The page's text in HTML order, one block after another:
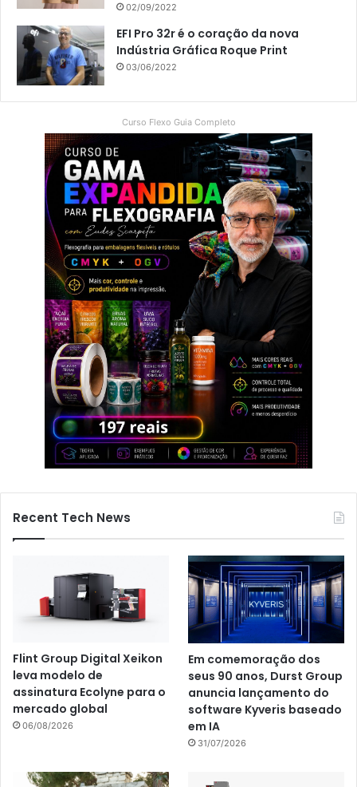
02/09/2022
EFI Pro 32r é o coração da nova
Indústria Gráfica Roque Print
03/06/2022
Curso Flexo Guia Completo
Recent Tech News
Flint Group Digital Xeikon
leva modelo de
assinatura Ecolyne para o
mercado global
06/08/2026
Em comemoração dos
seus 90 anos, Durst Group
anuncia lançamento do
software Kyveris baseado
em IA
31/07/2026